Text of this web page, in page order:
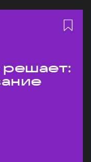
решает: